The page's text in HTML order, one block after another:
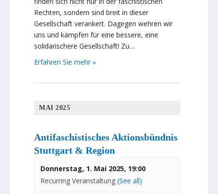
Rechten, sondern sind breit in dieser
Gesellschaft verankert. Dagegen wehren wir
uns und kämpfen für eine bessere, eine
solidarischere Gesellschaft! Zu…
Erfahren Sie mehr »
MAI 2025
Antifaschistisches Aktionsbündnis
Stuttgart & Region
Donnerstag, 1. Mai 2025, 19:00
Recurring Veranstaltung(See all)